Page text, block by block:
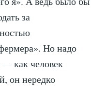
за
Но надо
— как человек
он нередко